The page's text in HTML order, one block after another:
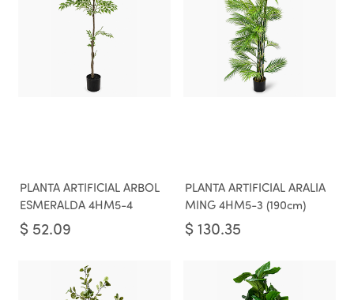
PLANTA ARTIFICIAL ARBOL
ESMERALDA 4HM5-4
$ 52.09
PLANTA ARTIFICIAL ARALIA
MING 4HM5-3 (190cm)
$ 130.35